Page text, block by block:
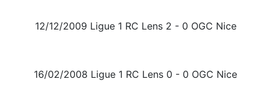
12/12/2009 Ligue 1 RC Lens 2 - 0 OGC Nice
16/02/2008 Ligue 1 RC Lens 0 - 0 OGC Nice